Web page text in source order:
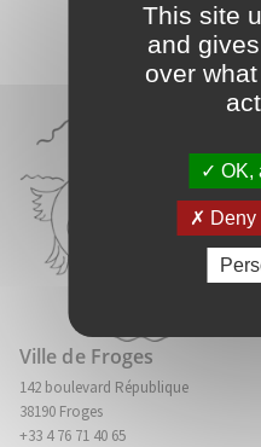
This site
and
over
OK,
Ville de Froges
142 boulevard République
38190 Froges
+33 4 76 71 40 65